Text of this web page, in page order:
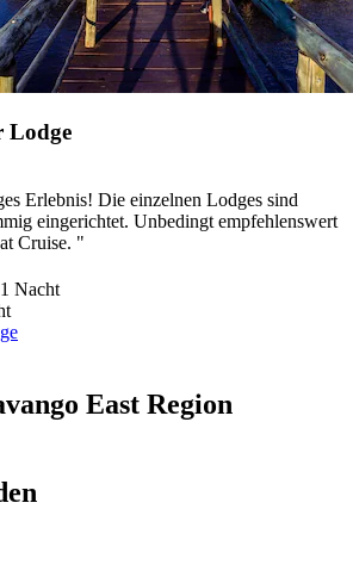
Lodge
Erlebnis! Die einzelnen Lodges sind
eingerichtet. Unbedingt empfehlenswert
Cruise. "
Nacht
East Region